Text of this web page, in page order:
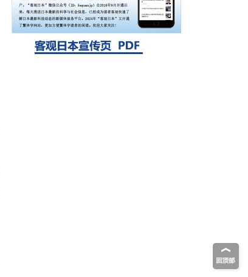
生存的必需基因，首次揭示该基因的必要性
因菌株而异